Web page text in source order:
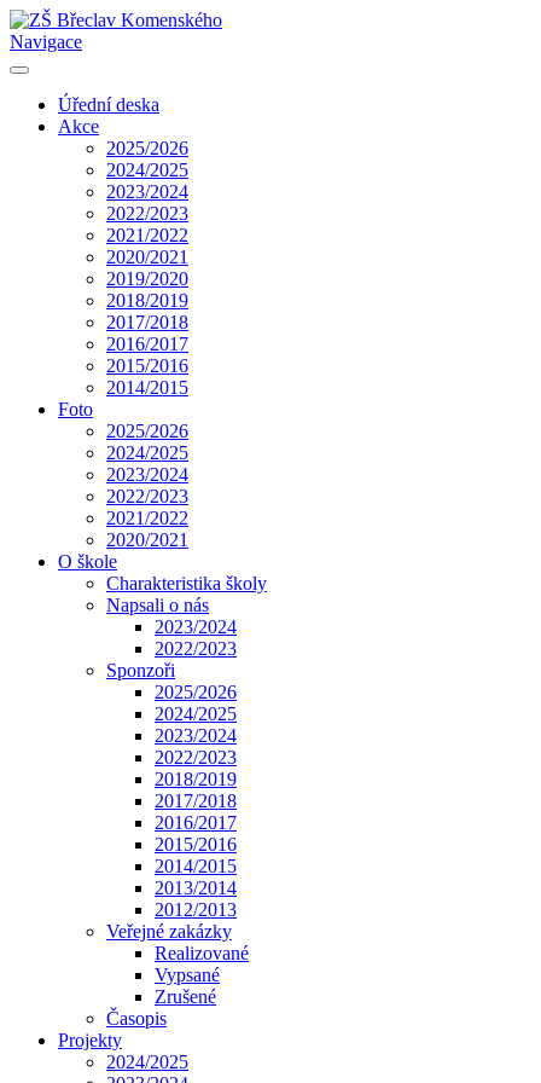
Navigace
Úřední deska
Akce
2025/2026
2024/2025
2023/2024
2022/2023
2021/2022
2020/2021
2019/2020
2018/2019
2017/2018
2016/2017
2015/2016
2014/2015
Foto
2025/2026
2024/2025
2023/2024
2022/2023
2021/2022
2020/2021
O škole
Charakteristika školy
Napsali o nás
2023/2024
2022/2023
Sponzoři
2025/2026
2024/2025
2023/2024
2022/2023
2018/2019
2017/2018
2016/2017
2015/2016
2014/2015
2013/2014
2012/2013
Veřejné zakázky
Realizované
Vypsané
Zrušené
Časopis
Projekty
2024/2025